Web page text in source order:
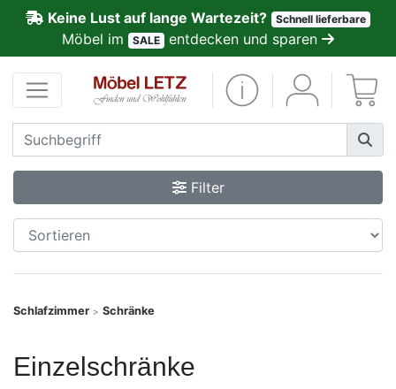
Keine Lust auf lange Wartezeit? Schnell lieferbare
Möbel im SALE entdecken und sparen
Filter
Schlafzimmer > Schränke
Einzelschränke
Kundenmeinungen
Anmelden
PREMIUM
Schnell
lieferbar
SALE
Möbel-